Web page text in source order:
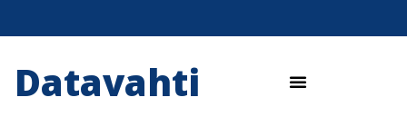
Datavahti